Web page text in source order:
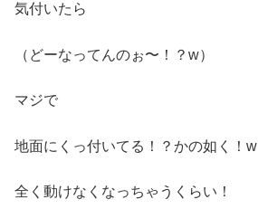
気付いたら
（どーなってんのぉ〜！？w）
マジで
地面にくっ付いてる！？かの如く！w
全く動けなくなっちゃうくらい！